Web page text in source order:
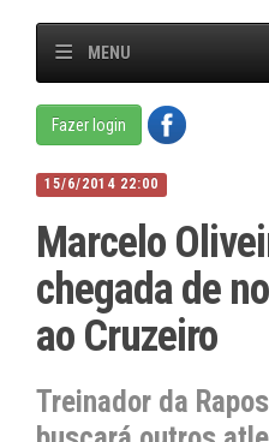
MENU
Fazer login
15/6/2014 22:00
Marcelo
chegada de
ao Cruzeiro
Treinador da